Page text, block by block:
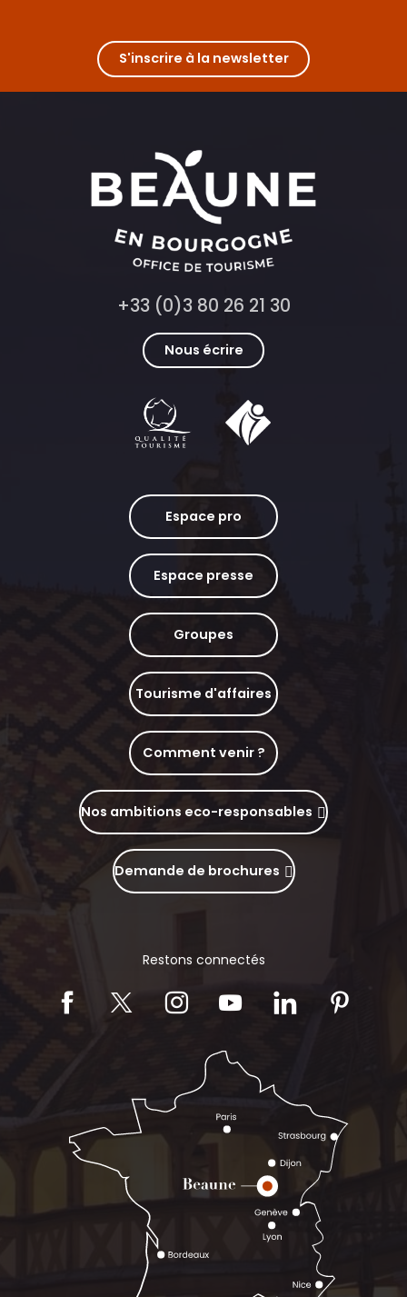
S'inscrire à la newsletter
+33 (0)3 80 26 21 30
Nous écrire
Espace pro
Espace presse
Groupes
Tourisme d'affaires
Comment venir ?
Nos ambitions eco-responsables
Demande de brochures
Restons connectés